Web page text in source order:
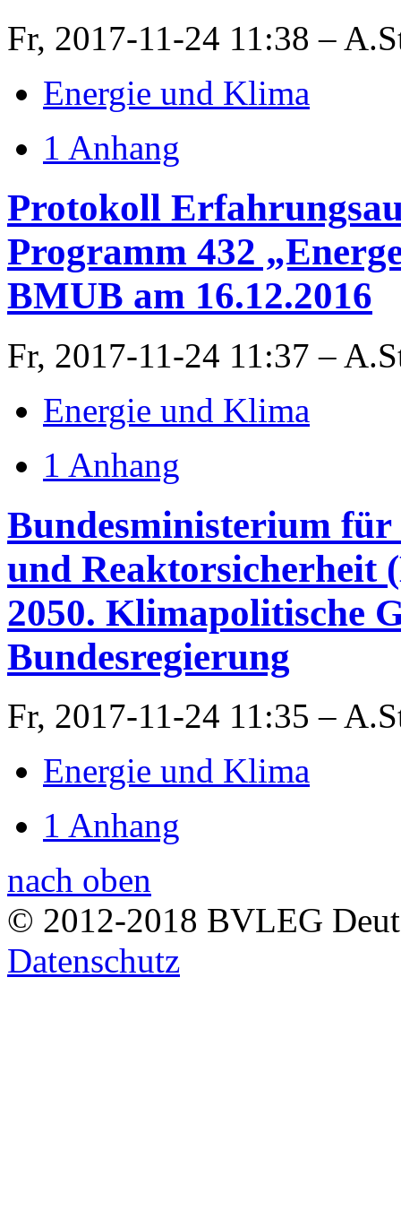
Fr, 2017-11-24 11:38 –
Energie und Klima
1 Anhang
Protokoll
Programm 432
BMUB am 16.12.2016
Fr, 2017-11-24 11:37 –
Energie und Klima
1 Anhang
Bundesministerium
und Reaktorsicherheit
2050. Klimapolitische
Bundesregierung
Fr, 2017-11-24 11:35 –
Energie und Klima
1 Anhang
nach oben
© 2012-2018 BVLEG
Datenschutz